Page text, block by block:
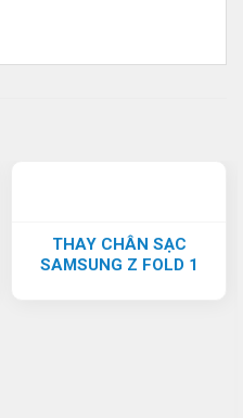
THAY CHÂN SẠC
SAMSUNG Z FOLD 1